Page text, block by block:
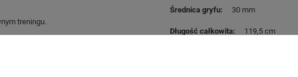
treningu.
wyciskanie na klatkę, a także do
Średnica gryfu 30 mm
Długość całkowita 119,5 cm